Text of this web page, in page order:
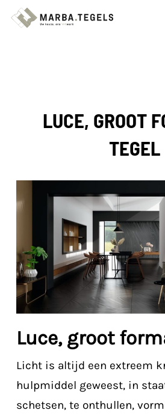
Skip
LUCE, GROOT
TEGEL
Luce, groot
Licht is altijd een extreem
hulpmiddel geweest, in
schetsen, te onthullen,